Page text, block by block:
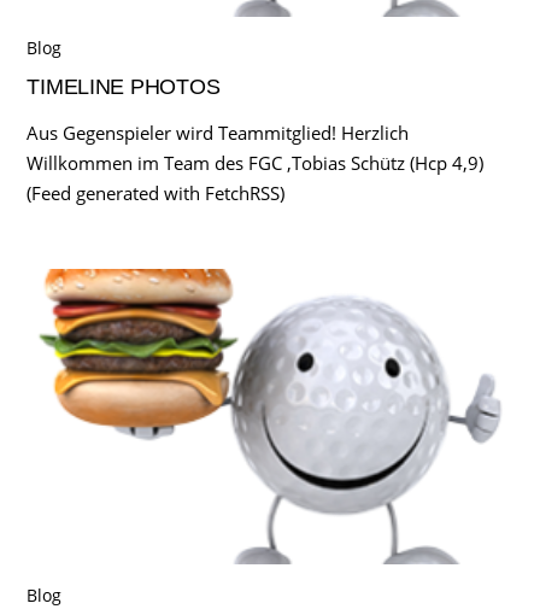
Blog
TIMELINE PHOTOS
Aus Gegenspieler wird Teammitglied! Herzlich
Willkommen im Team des FGC ,Tobias Schütz (Hcp 4,9)
(Feed generated with FetchRSS)
Blog